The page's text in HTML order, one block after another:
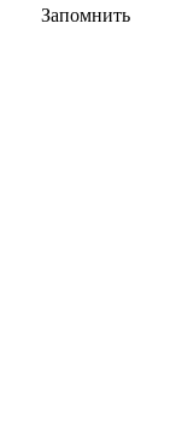
Запомнить